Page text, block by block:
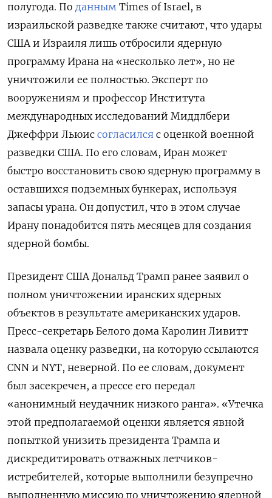
полугода. По данным Times of Israel, в
израильской разведке также считают, что удары
США и Израиля лишь отбросили ядерную
программу Ирана на «несколько лет», но не
уничтожили ее полностью. Эксперт по
вооружениям и профессор Института
международных исследований Миддлбери
Джеффри Льюис согласился с оценкой военной
разведки США. По его словам, Иран может
быстро восстановить свою ядерную программу в
оставшихся подземных бункерах, используя
запасы урана. Он допустил, что в этом случае
Ирану понадобится пять месяцев для создания
ядерной бомбы.
Президент США Дональд Трамп ранее заявил о
полном уничтожении иранских ядерных
объектов в результате американских ударов.
Пресс-секретарь Белого дома Каролин Ливитт
назвала оценку разведки, на которую ссылаются
CNN и NYT, неверной. По ее словам, документ
был засекречен, а прессе его передал
«анонимный неудачник низкого ранга». «Утечка
этой предполагаемой оценки является явной
попыткой унизить президента Трампа и
дискредитировать отважных летчиков-
истребителей, которые выполнили безупречно
выполненную миссию по уничтожению ядерной